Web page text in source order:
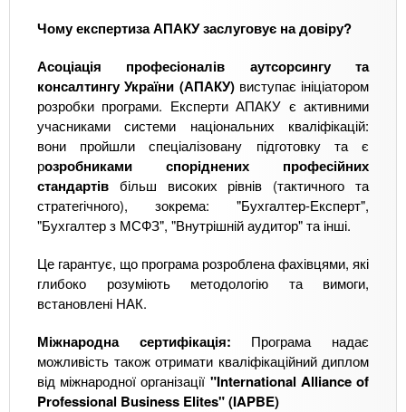
Чому експертиза АПАКУ заслуговує на довіру?
Асоціація професіоналів аутсорсингу та
консалтингу України (АПАКУ)виступає ініціатором
розробки програми. Експерти АПАКУ є активними
учасниками системи національних кваліфікацій:
вони пройшли спеціалізовану підготовку та є
розробниками споріднених професійних
стандартів більш високих рівнів (тактичного та
стратегічного), зокрема: "Бухгалтер-Експерт",
"Бухгалтер з МСФЗ", "Внутрішній аудитор" та інші.
Це гарантує, що програма розроблена фахівцями, які
глибоко розуміють методологію та вимоги,
встановлені НАК.
Міжнародна сертифікація: Програма надає
можливість також отримати кваліфікаційний диплом
від міжнародної організації "International Alliance of
Professional Business Elites" (IAPBE)